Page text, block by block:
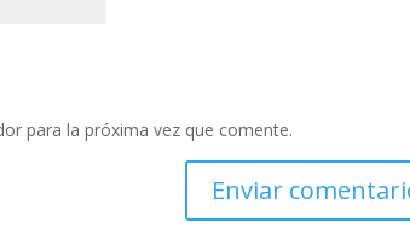
para la próxima vez que comente.